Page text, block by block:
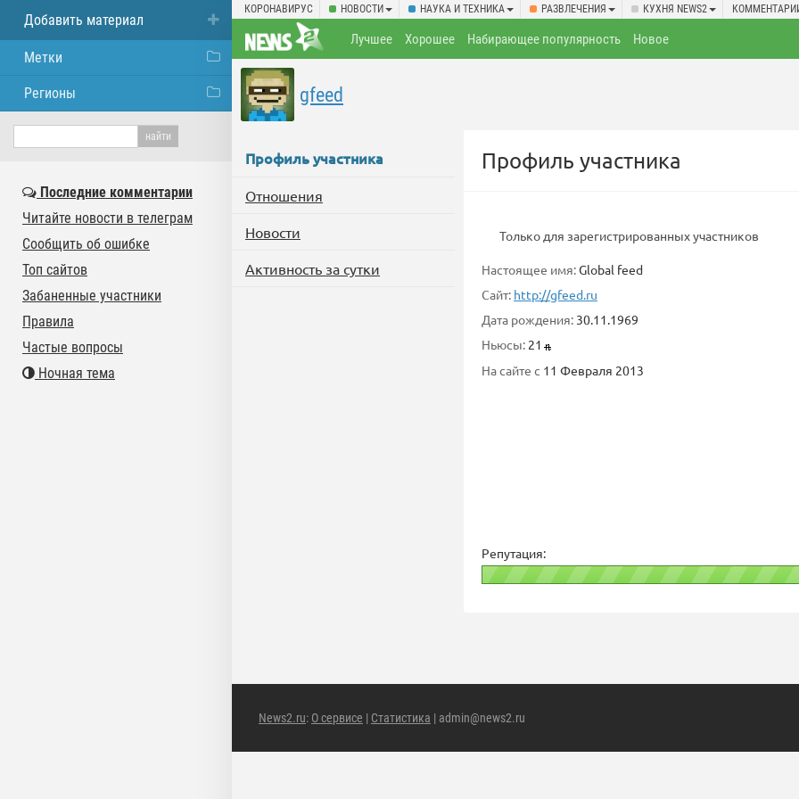
КОРОНАВИРУС НОВОСТИ НАУКА И ТЕХНИКА РАЗВЛЕЧЕНИЯ КУХНЯ NEWS2
Лучшее Хорошее Набирающее популярность Новое
gfeed
Профиль участника
Отношения
Новости
Активность за сутки
Профиль участника
Только для зарегистрированных участников
Настоящее имя:Global feed
Сайт: http://gfeed.ru
Дата рождения: 30.11.1969
Ньюсы: 21
На сайте с 11 Февраля 2013
Репутация:
News2.ru: О сервисе | Статистика | admin@news2.ru
Добавить материал
Метки
Регионы
Последние комментарии
Читайте новости в телеграм
Сообщить об ошибке
Топ сайтов
Забаненные участники
Правила
Частые вопросы
Ночная тема